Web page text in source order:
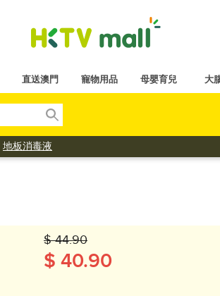
直送澳門 寵物用品 母嬰育兒 大
地板消毒液
$ 44.90
$ 40.90